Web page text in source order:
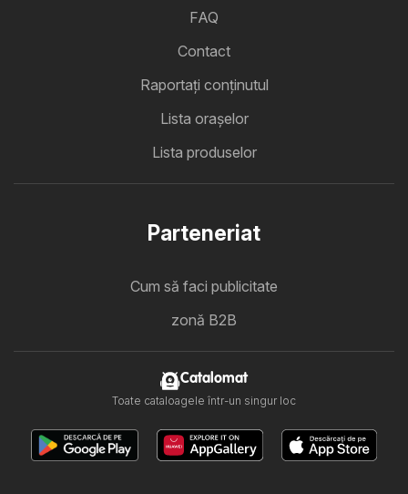
FAQ
Contact
Raportați conținutul
Lista oraşelor
Lista produselor
Parteneriat
Cum să faci publicitate
zonă B2B
Catalomat
Toate cataloagele într-un singur loc